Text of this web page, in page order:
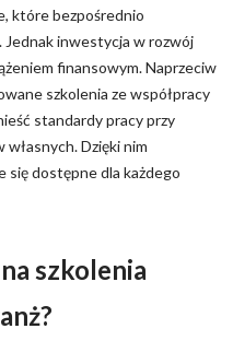
które bezpośrednio
Jednak inwestycja w rozwój
finansowym. Naprzeciw
szkolenia ze współpracy
standardy pracy przy
Dzięki nim
się dostępne dla każdego
szkolenia
Odrzuć
moje preferencje
Akceptuj wszystko